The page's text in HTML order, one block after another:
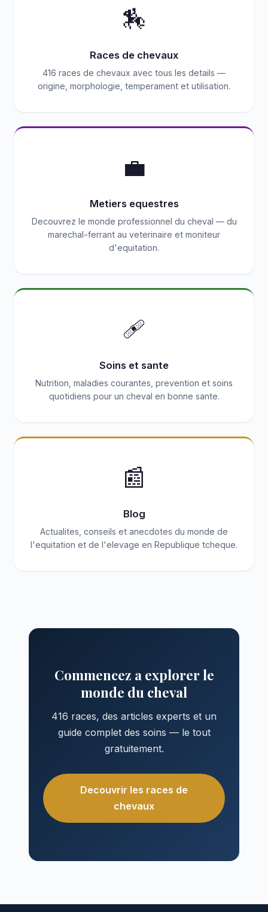
🏇
Races de chevaux
416 races de chevaux avec tous les details —
origine, morphologie, temperament et utilisation.
💼
Metiers equestres
Decouvrez le monde professionnel du cheval — du
marechal-ferrant au veterinaire et moniteur
d'equitation.
🩹
Soins et sante
Nutrition, maladies courantes, prevention et soins
quotidiens pour un cheval en bonne sante.
📰
Blog
Actualites, conseils et anecdotes du monde de
l'equitation et de l'elevage en Republique tcheque.
Commencez a explorer le
monde du cheval
416 races, des articles experts et un
guide complet des soins — le tout
gratuitement.
Decouvrir les races de
chevaux